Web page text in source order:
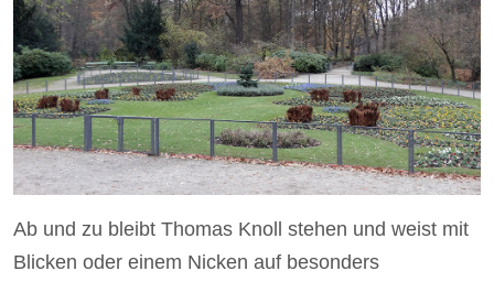
Ab und zu bleibt Thomas Knoll stehen und weist mit
Blicken oder einem Nicken auf besonders